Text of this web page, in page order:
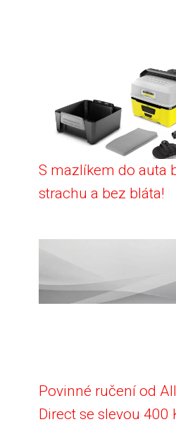
S mazlíkem do auta
strachu a bez bláta!
Povinné ručení od
Direct se slevou 400